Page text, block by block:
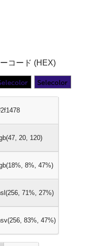
コード (HEX)
20, 120)
8%, 47%)
71%, 27%)
83%, 47%)